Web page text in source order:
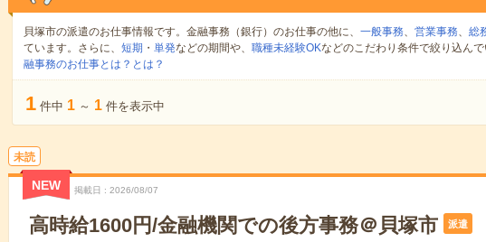
貝塚市の派遣のお仕事情報です。金融事務（銀行）のお仕事の他に、 一般事務、 営業事務、 総
ています。さらに、 短期 ・ 単発などの期間や、 職種未経験OKなどのこだわり条件で絞り込ん
融事務のお仕事とは？とは？
1 件中 1 ～ 1 件を表示中
未読
NEW 掲載日 2026/08/07
高時給1600円/金融機関での後方事務＠貝塚市 派遣